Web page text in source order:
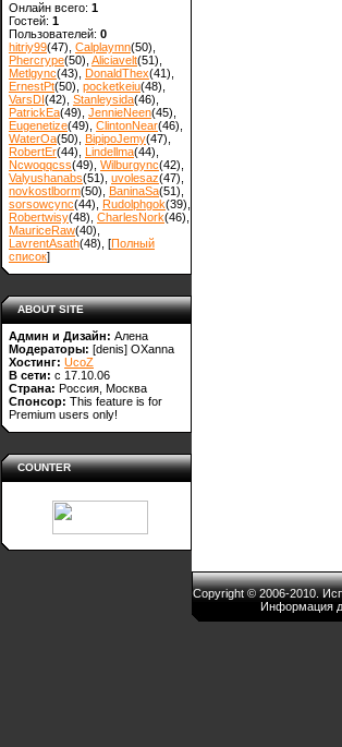
Онлайн всего: 1
Гостей: 1
Пользователей: 0
hitriy99(47) Calplaymn(50)
Phercrype(50) Aliciavelt(51)
Metlgync(43) DonaldThex(41)
ErnestPt(50) pocketkeiu(48)
VarsDI(42) Stanleysida(46)
PatrickEa(49) JennieNeen(45)
Eugenetize(49) ClintonNear(46)
WaterOa(50) BipipoJemy(47)
RobertEr(44) Lindellma(44)
Ncwoqqcss(49) Wilburgync(42)
Valyushanabs(51) uvolesaz(47)
novkostlborm(50) ВaninaSa(51)
sorsowcync(44) Rudolphgok(39)
Robertwisy(48) CharlesNork(46)
MauriceRaw(40)
LavrentAsath(48) , [Полный
список]
ABOUT SITE
Админ и Дизайн: Алена
Модераторы: [denis] OXanna
Хостинг: UcoZ
В сети: с 17.10.06
Страна: Россия, Москва
Спонсор: This feature is for
Premium users only!
COUNTER
Copyright © 2006-2010.
Информация